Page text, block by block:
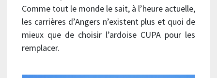
Comme tout le monde le sait, à l’heure actuelle,
les carrières d’Angers n’existent plus et quoi de
mieux que de choisir l’ardoise CUPA pour les
remplacer.